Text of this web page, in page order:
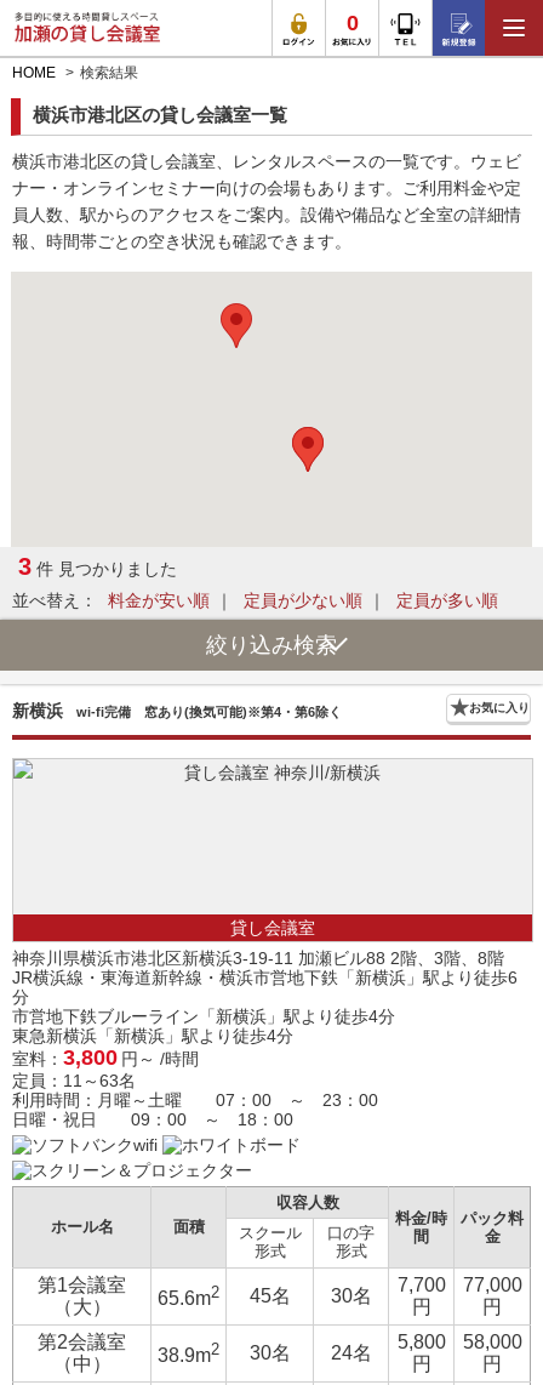
0
HOME 検索結果
横浜市港北区の貸し会議室一覧
横浜市港北区の貸し会議室、レンタルスペースの一覧です。ウェビ
ナー・オンラインセミナー向けの会場もあります。ご利用料金や定
員人数、駅からのアクセスをご案内。設備や備品など全室の詳細情
報、時間帯ごとの空き状況も確認できます。
3 件 見つかりました
並べ替え：
料金が安い順 ｜ 定員が少ない順 ｜ 定員が多い順
絞り込み検索
お気に入り
新横浜 wi-fi完備 窓あり(換気可能)※第4・第6除く
貸し会議室
神奈川県横浜市港北区新横浜3-19-11 加瀬ビル88 2階、3階、8階
JR横浜線・東海道新幹線・横浜市営地下鉄「新横浜」駅より徒歩6
分
市営地下鉄ブルーライン「新横浜」駅より徒歩4分
東急新横浜「新横浜」駅より徒歩4分
室料： 3,800 円～ /時間
定員：11～63名
利用時間：月曜～土曜 07：00 ～ 23：00
日曜・祝日 09：00 ～ 18：00
ホール名 面積
収容人数
料金/時
間
パック料
金
スクール
形式
口の字
形式
第1会議室
（大）
65.6m2 45名 30名
7,700
円
77,000
円
第2会議室
（中）
38.9m2 30名 24名
5,800
円
58,000
円